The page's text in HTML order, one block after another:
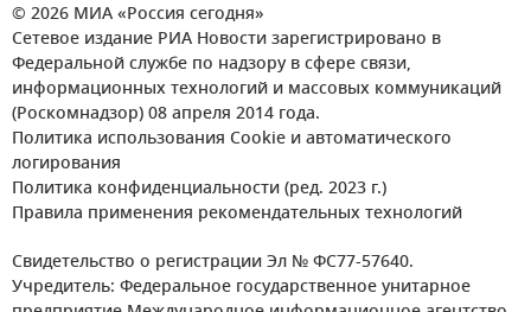
© 2026 МИА «Россия сегодня»
Сетевое издание РИА Новости зарегистрировано в
Федеральной службе по надзору в сфере связи,
информационных технологий и массовых коммуникаций
(Роскомнадзор) 08 апреля 2014 года.
Политика использования Cookie и автоматического
логирования
Политика конфиденциальности (ред. 2023 г.)
Правила применения рекомендательных технологий
Свидетельство о регистрации Эл № ФС77-57640.
Учредитель: Федеральное государственное унитарное